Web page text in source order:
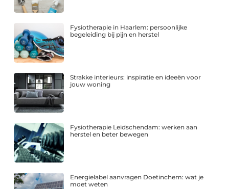
Fysiotherapie in Haarlem: persoonlijke
begeleiding bij pijn en herstel
Strakke interieurs: inspiratie en ideeën voor
jouw woning
Fysiotherapie Leidschendam: werken aan
herstel en beter bewegen
Energielabel aanvragen Doetinchem: wat je
moet weten